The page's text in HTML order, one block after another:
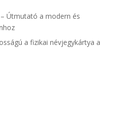
Útmutató a modern és
a fizikai névjegykártya a